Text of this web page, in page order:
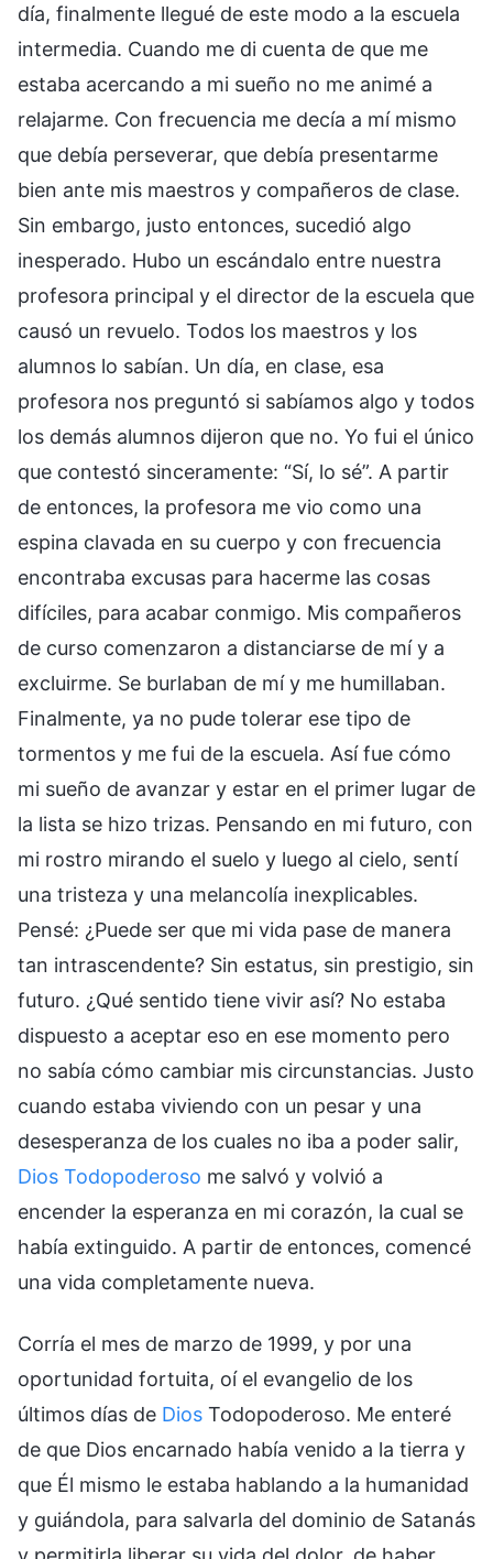
día, finalmente llegué de este modo a la escuela
intermedia. Cuando me di cuenta de que me
estaba acercando a mi sueño no me animé a
relajarme. Con frecuencia me decía a mí mismo
que debía perseverar, que debía presentarme
bien ante mis maestros y compañeros de clase.
Sin embargo, justo entonces, sucedió algo
inesperado. Hubo un escándalo entre nuestra
profesora principal y el director de la escuela que
causó un revuelo. Todos los maestros y los
alumnos lo sabían. Un día, en clase, esa
profesora nos preguntó si sabíamos algo y todos
los demás alumnos dijeron que no. Yo fui el único
que contestó sinceramente: “Sí, lo sé”. A partir
de entonces, la profesora me vio como una
espina clavada en su cuerpo y con frecuencia
encontraba excusas para hacerme las cosas
difíciles, para acabar conmigo. Mis compañeros
de curso comenzaron a distanciarse de mí y a
excluirme. Se burlaban de mí y me humillaban.
Finalmente, ya no pude tolerar ese tipo de
tormentos y me fui de la escuela. Así fue cómo
mi sueño de avanzar y estar en el primer lugar de
la lista se hizo trizas. Pensando en mi futuro, con
mi rostro mirando el suelo y luego al cielo, sentí
una tristeza y una melancolía inexplicables.
Pensé: ¿Puede ser que mi vida pase de manera
tan intrascendente? Sin estatus, sin prestigio, sin
futuro. ¿Qué sentido tiene vivir así? No estaba
dispuesto a aceptar eso en ese momento pero
no sabía cómo cambiar mis circunstancias. Justo
cuando estaba viviendo con un pesar y una
desesperanza de los cuales no iba a poder salir,
Dios Todopoderoso me salvó y volvió a
encender la esperanza en mi corazón, la cual se
había extinguido. A partir de entonces, comencé
una vida completamente nueva.
Corría el mes de marzo de 1999, y por una
oportunidad fortuita, oí el evangelio de los
últimos días de Dios Todopoderoso. Me enteré
de que Dios encarnado había venido a la tierra y
que Él mismo le estaba hablando a la humanidad
y guiándola, para salvarla del dominio de Satanás